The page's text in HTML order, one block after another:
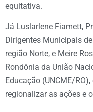
equitativa.
Já Luslarlene Fiamett,
Dirigentes Municipais
região Norte, e Meire
Rondônia da União
Educação (UNCME/
regionalizar as ações e